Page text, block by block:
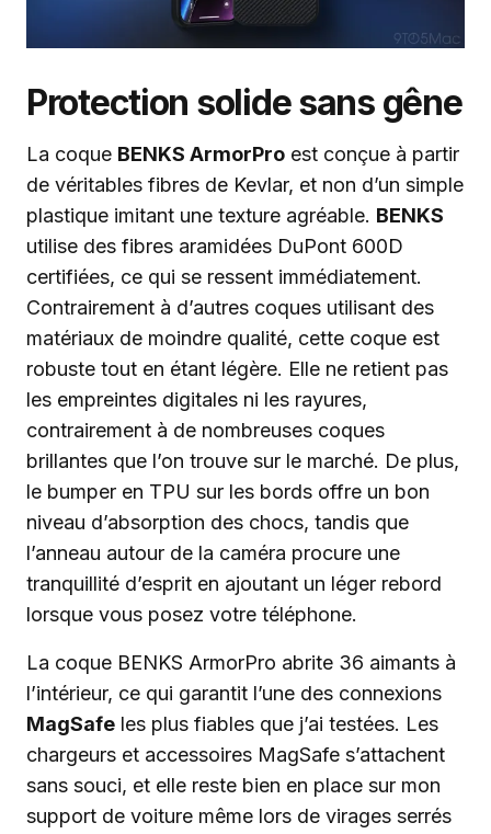
Protection solide sans gêne
La coque BENKS ArmorPro est conçue à partir
de véritables fibres de Kevlar, et non d’un simple
plastique imitant une texture agréable. BENKS
utilise des fibres aramidées DuPont 600D
certifiées, ce qui se ressent immédiatement.
Contrairement à d’autres coques utilisant des
matériaux de moindre qualité, cette coque est
robuste tout en étant légère. Elle ne retient pas
les empreintes digitales ni les rayures,
contrairement à de nombreuses coques
brillantes que l’on trouve sur le marché. De plus,
le bumper en TPU sur les bords offre un bon
niveau d’absorption des chocs, tandis que
l’anneau autour de la caméra procure une
tranquillité d’esprit en ajoutant un léger rebord
lorsque vous posez votre téléphone.
La coque BENKS ArmorPro abrite 36 aimants à
l’intérieur, ce qui garantit l’une des connexions
MagSafe les plus fiables que j’ai testées. Les
chargeurs et accessoires MagSafe s’attachent
sans souci, et elle reste bien en place sur mon
support de voiture même lors de virages serrés